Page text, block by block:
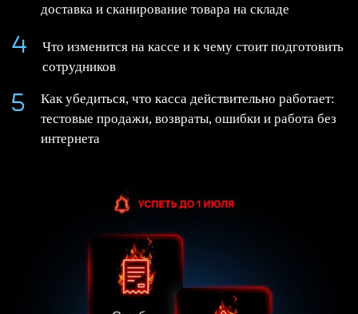
доставка и сканирование товара на складе
Что изменится на кассе и к чему стоит подготовить
сотрудников
Как убедиться, что касса действительно работает:
тестовые продажи, возвраты, ошибки и работа без
интернета